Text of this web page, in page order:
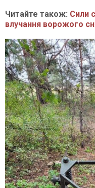
Читайте також: Сили
влучання ворожого